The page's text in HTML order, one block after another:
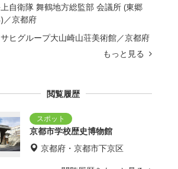
自衛隊 舞鶴地方総監部 会議所 (東郷
／京都府
ヒグループ大山崎山荘美術館／京都府
もっと見る
閲覧履歴
京都市学校歴史博物館
京都府・京都市下京区